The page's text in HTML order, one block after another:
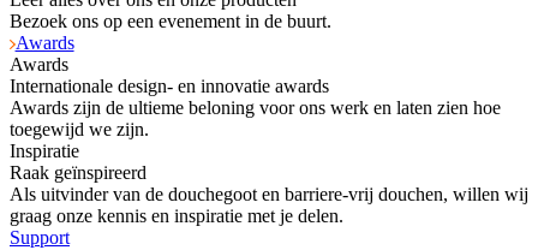
Bezoek ons op een evenement in de buurt.
Awards
Awards
Internationale design- en innovatie awards
Awards zijn de ultieme beloning voor ons werk en laten zien hoe
toegewijd we zijn.
Inspiratie
Raak geïnspireerd
Als uitvinder van de douchegoot en barriere-vrij douchen, willen wij
graag onze kennis en inspiratie met je delen.
Support